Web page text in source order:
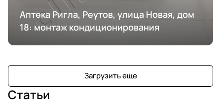
Аптека Ригла, Реутов, улица Новая, дом
18: монтаж кондиционирования
Загрузить еще
Статьи